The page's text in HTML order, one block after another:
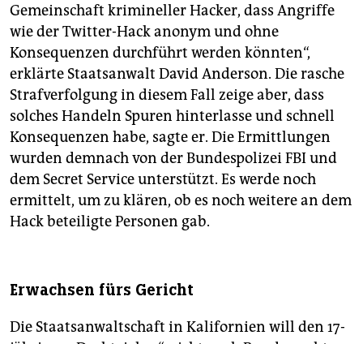
Gemeinschaft krimineller Hacker, dass Angriffe
wie der Twitter-Hack anonym und ohne
Konsequenzen durchführt werden könnten“,
erklärte Staatsanwalt David Anderson. Die rasche
Strafverfolgung in diesem Fall zeige aber, dass
solches Handeln Spuren hinterlasse und schnell
Konsequenzen habe, sagte er. Die Ermittlungen
wurden demnach von der Bundespolizei FBI und
dem Secret Service unterstützt. Es werde noch
ermittelt, um zu klären, ob es noch weitere an dem
Hack beteiligte Personen gab.
Erwachsen fürs Gericht
Die Staatsanwaltschaft in Kalifornien will den 17-